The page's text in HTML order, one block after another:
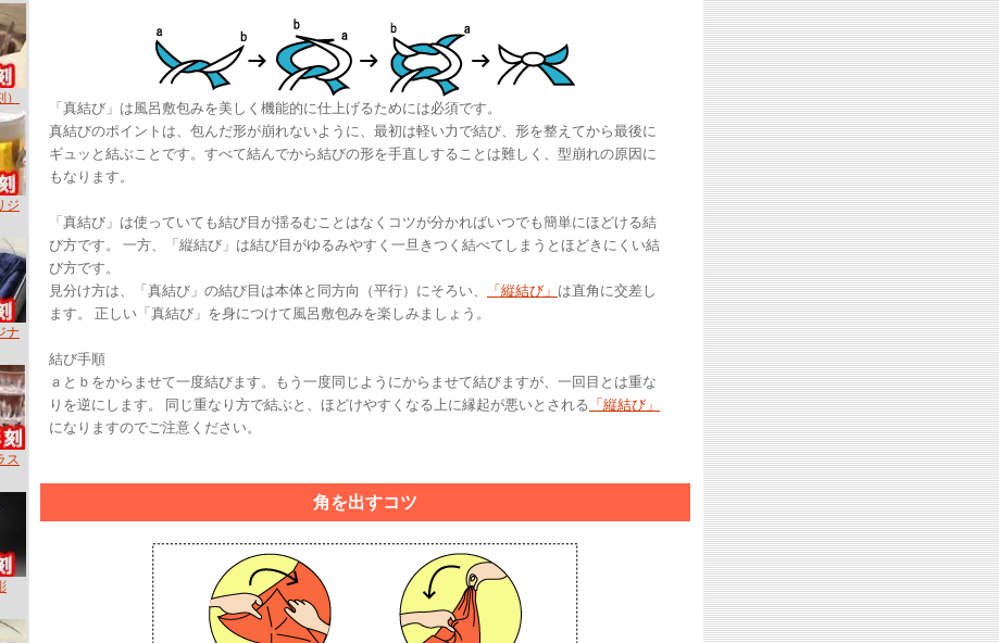
ジ
ナ
ス
「真結び」は風呂敷包みを美しく機能的に仕上げるためには必須です。
真結びのポイントは、包んだ形が崩れないように、最初は軽い力で結び、形を整えてから最後に
ギュッと結ぶことです。すべて結んでから結びの形を手直しすることは難しく、型崩れの原因に
もなります。
「真結び」は使っていても結び目が揺るむことはなくコツが分かればいつでも簡単にほどける結
び方です。 一方、「縦結び」は結び目がゆるみやすく一旦きつく結べてしまうとほどきにくい結
び方です。
見分け方は、「真結び」の結び目は本体と同方向（平行）にそろい、
「縦結び」 は直角に交差し
ます。 正しい「真結び」を身につけて風呂敷包みを楽しみましょう。
結び手順
ａとｂをからませて一度結びます。もう一度同じようにからませて結びますが、一回目とは重な
りを逆にします。 同じ重なり方で結ぶと、ほどけやすくなる上に縁起が悪いとされる 「縦結び」
になりますのでご注意ください。
角を出すコツ